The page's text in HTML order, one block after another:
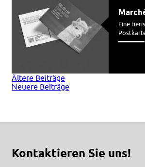
Eine
Beitragsnavigation
Ältere Beiträge
Neuere Beiträge
Kontaktieren Sie uns!